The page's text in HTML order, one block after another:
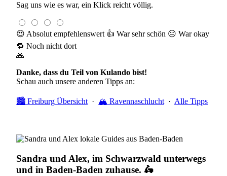
Sag uns wie es war, ein Klick reicht völlig.
😍 Absolut empfehlenswert 👍 War sehr schön 😐 War okay
🔁 Noch nicht dort
🙏
Danke, dass du Teil von Kulando bist!
Schau auch unsere anderen Tipps an:
🏙️ Freiburg Übersicht · 🏔️ Ravennaschlucht · Alle Tipps
Sandra und Alex, im Schwarzwald unterwegs
und in Baden-Baden zuhause. 🛵